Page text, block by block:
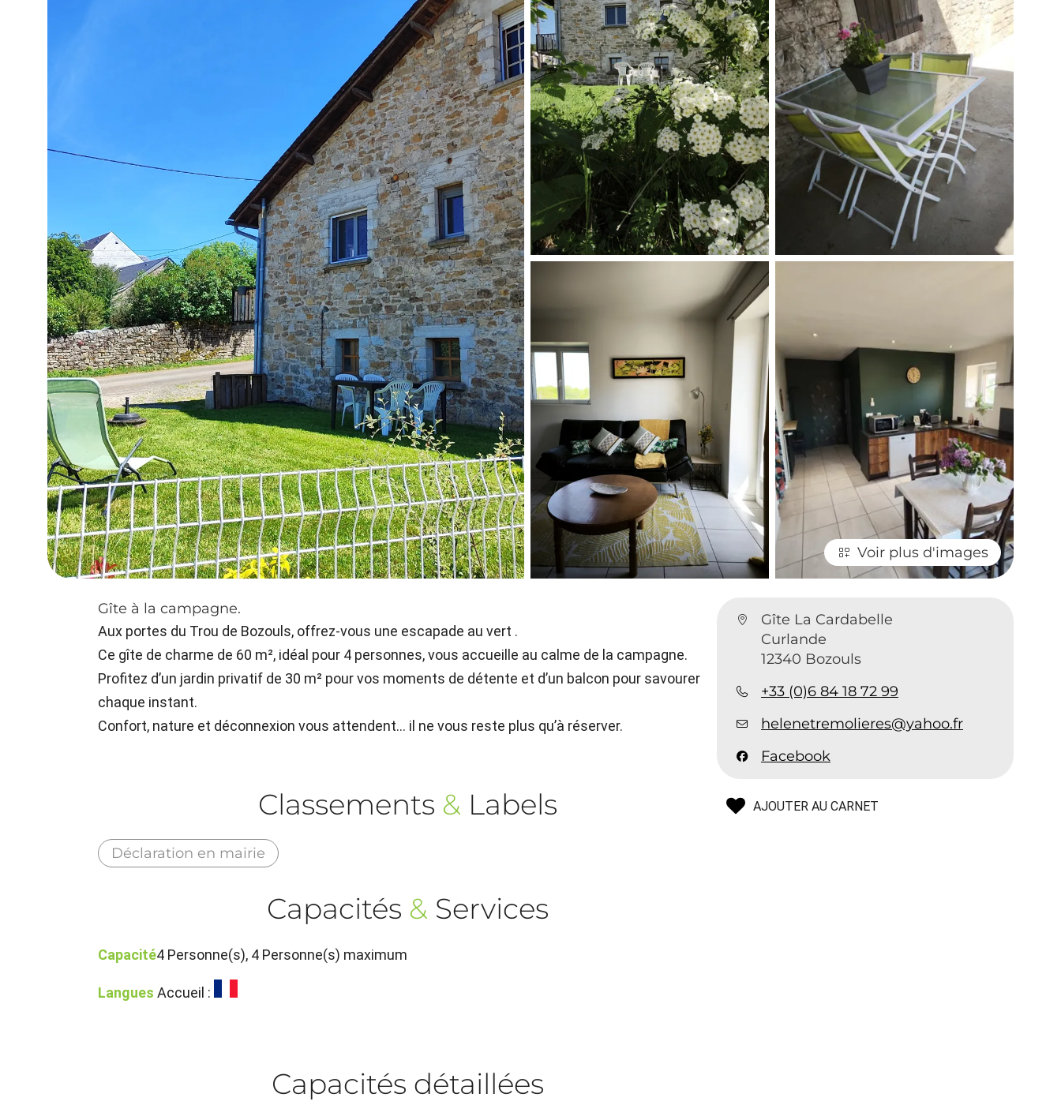
Voir plus d'images
Gîte La Cardabelle
Curlande
12340 Bozouls
+33 (0)6 84 18 72 99
helenetremolieres@yahoo.fr
Facebook
AJOUTER AU CARNET
Gîte à la campagne.
Aux portes du Trou de Bozouls, offrez-vous une escapade au vert .
Ce gîte de charme de 60 m², idéal pour 4 personnes, vous accueille au calme de la campagne.
Profitez d’un jardin privatif de 30 m² pour vos moments de détente et d’un balcon pour savourer
chaque instant.
Confort, nature et déconnexion vous attendent… il ne vous reste plus qu’à réserver.
Classements & Labels
Déclaration en mairie
Capacités & Services
Capacité4 Personne(s), 4 Personne(s) maximum
Langues Accueil :
Capacités détaillées